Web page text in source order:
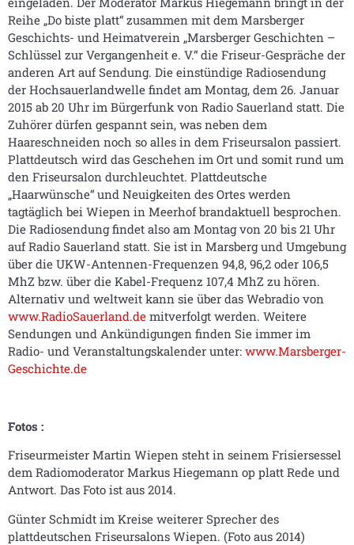
Reihe „Do biste platt“ zusammen mit dem Marsberger
Geschichts- und Heimatverein „Marsberger Geschichten –
Schlüssel zur Vergangenheit e. V.“ die Friseur-Gespräche der
anderen Art auf Sendung. Die einstündige Radiosendung
der Hochsauerlandwelle findet am Montag, dem 26. Januar
2015 ab 20 Uhr im Bürgerfunk von Radio Sauerland statt. Die
Zuhörer dürfen gespannt sein, was neben dem
Haareschneiden noch so alles in dem Friseursalon passiert.
Plattdeutsch wird das Geschehen im Ort und somit rund um
den Friseursalon durchleuchtet. Plattdeutsche
„Haarwünsche“ und Neuigkeiten des Ortes werden
tagtäglich bei Wiepen in Meerhof brandaktuell besprochen.
Die Radiosendung findet also am Montag von 20 bis 21 Uhr
auf Radio Sauerland statt. Sie ist in Marsberg und Umgebung
über die UKW-Antennen-Frequenzen 94,8, 96,2 oder 106,5
MhZ bzw. über die Kabel-Frequenz 107,4 MhZ zu hören.
Alternativ und weltweit kann sie über das Webradio von
www.RadioSauerland.de mitverfolgt werden. Weitere
Sendungen und Ankündigungen finden Sie immer im
Radio- und Veranstaltungskalender unter: www.Marsberger-
Geschichte.de
Fotos :
Friseurmeister Martin Wiepen steht in seinem Frisiersessel
dem Radiomoderator Markus Hiegemann op platt Rede und
Antwort. Das Foto ist aus 2014.
Günter Schmidt im Kreise weiterer Sprecher des
plattdeutschen Friseursalons Wiepen. (Foto aus 2014)